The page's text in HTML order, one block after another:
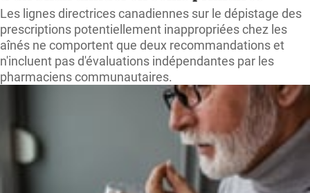
Les lignes directrices canadiennes sur le dépistage des
prescriptions potentiellement inappropriées chez les
aînés ne comportent que deux recommandations et
n'incluent pas d'évaluations indépendantes par les
pharmaciens communautaires.